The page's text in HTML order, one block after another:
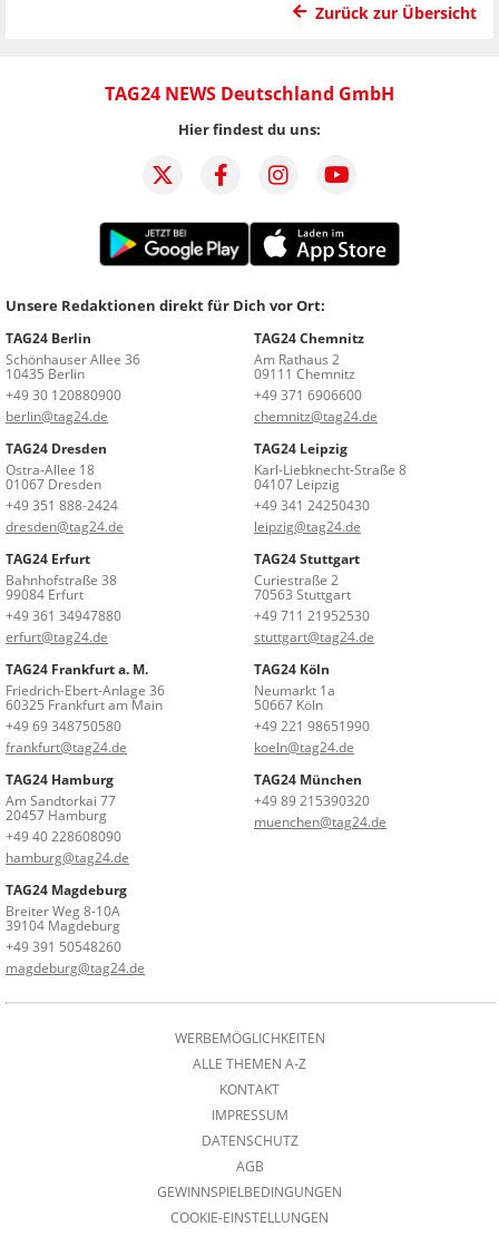
Zurück zur Übersicht
TAG24 NEWS Deutschland GmbH
Hier findest du uns:
Unsere Redaktionen direkt für Dich vor Ort:
TAG24 Berlin
Schönhauser Allee 36
10435 Berlin
+49 30 120880900
berlin@tag24.de
TAG24 Chemnitz
Am Rathaus 2
09111 Chemnitz
+49 371 6906600
chemnitz@tag24.de
TAG24 Dresden
Ostra-Allee 18
01067 Dresden
+49 351 888-2424
dresden@tag24.de
TAG24 Leipzig
Karl-Liebknecht-Straße 8
04107 Leipzig
+49 341 24250430
leipzig@tag24.de
TAG24 Erfurt
Bahnhofstraße 38
99084 Erfurt
+49 361 34947880
erfurt@tag24.de
TAG24 Stuttgart
Curiestraße 2
70563 Stuttgart
+49 711 21952530
stuttgart@tag24.de
TAG24 Frankfurt a. M.
Friedrich-Ebert-Anlage 36
60325 Frankfurt am Main
+49 69 348750580
frankfurt@tag24.de
TAG24 Köln
Neumarkt 1a
50667 Köln
+49 221 98651990
koeln@tag24.de
TAG24 Hamburg
Am Sandtorkai 77
20457 Hamburg
+49 40 228608090
hamburg@tag24.de
TAG24 München
+49 89 215390320
muenchen@tag24.de
TAG24 Magdeburg
Breiter Weg 8-10A
39104 Magdeburg
+49 391 50548260
magdeburg@tag24.de
WERBEMÖGLICHKEITEN
ALLE THEMEN A-Z
KONTAKT
IMPRESSUM
DATENSCHUTZ
AGB
GEWINNSPIELBEDINGUNGEN
COOKIE-EINSTELLUNGEN